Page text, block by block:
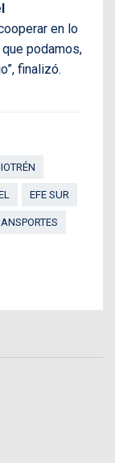
en lo
podamos,
finalizó.
EFE SUR